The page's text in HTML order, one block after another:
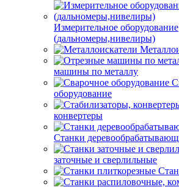
Измерительное оборудование
(дальномеры,нивелиры)
машины по металлу
оборудование
конвертеры
Станки
заточные и сверлильные